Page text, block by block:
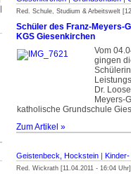
|
Red. Schule, Studium & Arbeitswelt
Schüler des Franz-Meyers-
KGS Giesenkirchen
Vom
gingen
Dr.
Meyers-
katholische Grundschule
Zum Artikel »
Geistenbeck, Hockstein |
Red. Wickrath [11.04.2011 - 16:04 Uhr]